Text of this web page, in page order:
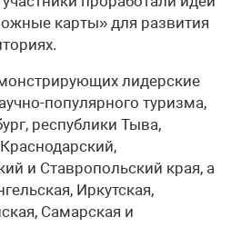
карты» для развития
лидерские
популярного туризма,
республики Тыва,
и Ставропольский края, а
Иркутская,
Самарская и